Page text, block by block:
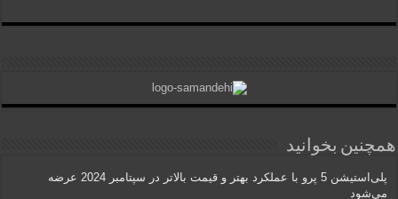
همچنین بخوانید
پلی‌استیشن 5 پرو با عملکرد بهتر و قیمت بالاتر در سپتامبر 2024 عرضه
می‌شود